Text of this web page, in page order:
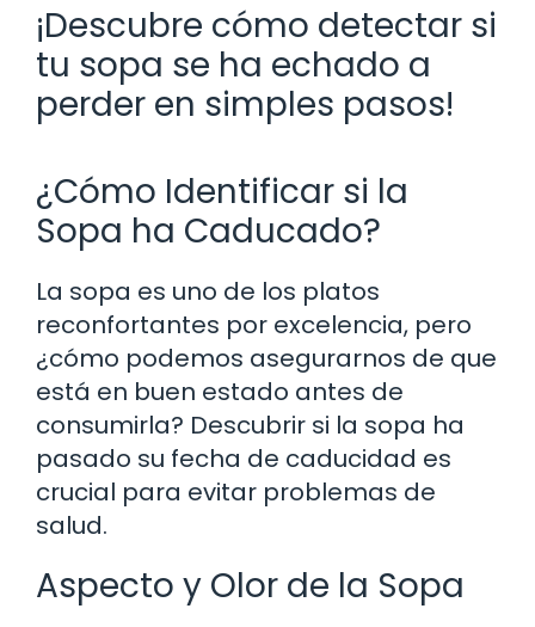
¡Descubre cómo detectar si
tu sopa se ha echado a
perder en simples pasos!
¿Cómo Identificar si la
Sopa ha Caducado?
La sopa es uno de los platos
reconfortantes por excelencia, pero
¿cómo podemos asegurarnos de que
está en buen estado antes de
consumirla? Descubrir si la sopa ha
pasado su fecha de caducidad es
crucial para evitar problemas de
salud.
Aspecto y Olor de la Sopa